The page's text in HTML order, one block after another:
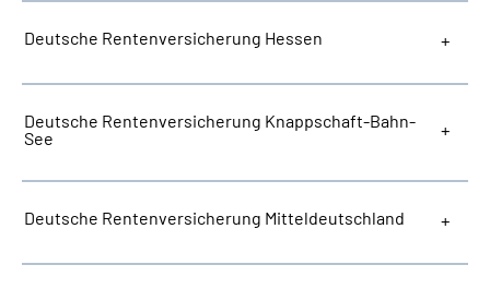
Deutsche Rentenversicherung Hessen
Deutsche Rentenversicherung Knappschaft-Bahn-
See
Deutsche Rentenversicherung Mitteldeutschland